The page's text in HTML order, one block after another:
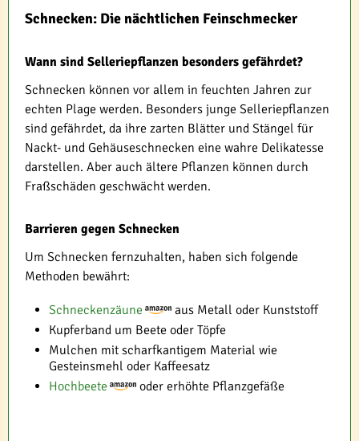
Schnecken: Die nächtlichen Feinschmecker
Wann sind Selleriepflanzen besonders gefährdet?
Schnecken können vor allem in feuchten Jahren zur
echten Plage werden. Besonders junge Selleriepflanzen
sind gefährdet, da ihre zarten Blätter und Stängel für
Nackt- und Gehäuseschnecken eine wahre Delikatesse
darstellen. Aber auch ältere Pflanzen können durch
Fraßschäden geschwächt werden.
Barrieren gegen Schnecken
Um Schnecken fernzuhalten, haben sich folgende
Methoden bewährt:
Schneckenzäune
aus Metall oder Kunststoff
Kupferband um Beete oder Töpfe
Mulchen mit scharfkantigem Material wie
Gesteinsmehl oder Kaffeesatz
Hochbeete
oder erhöhte Pflanzgefäße